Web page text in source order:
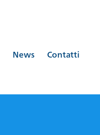
News Contatti